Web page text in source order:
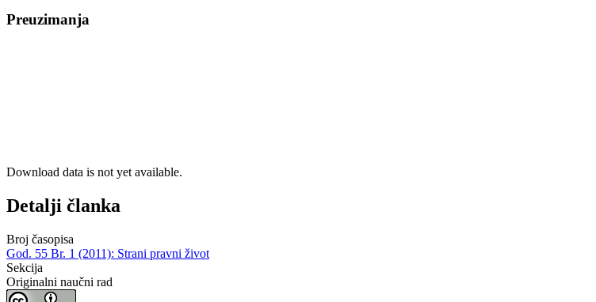
Preuzimanja
Download data is not yet available.
Detalji članka
Broj časopisa
God. 55 Br. 1 (2011): Strani pravni život
Sekcija
Originalni naučni rad